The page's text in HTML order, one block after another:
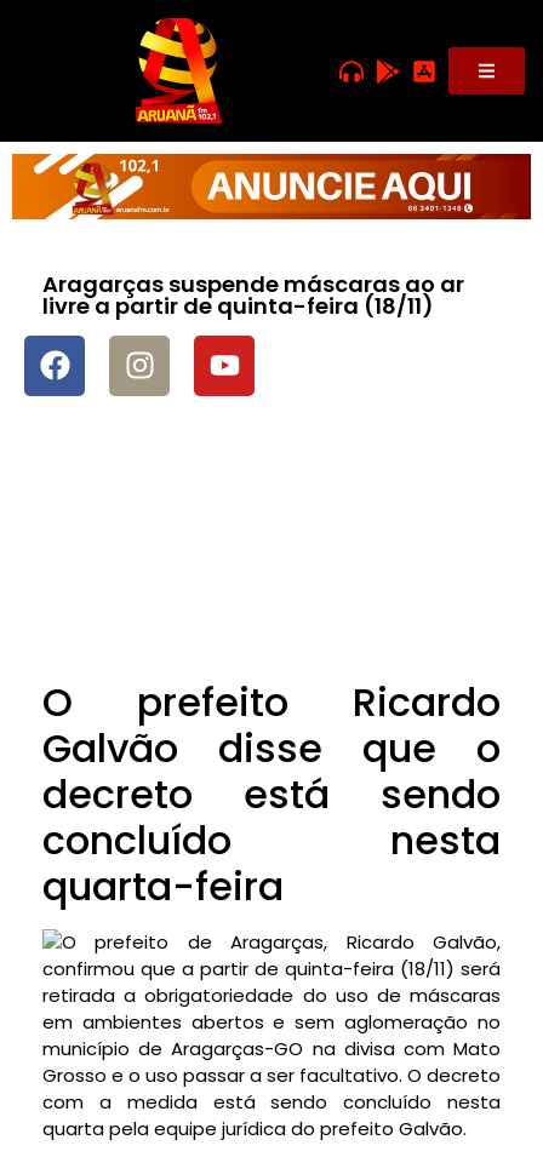
Aragarças suspende máscaras ao ar
livre a partir de quinta-feira (18/11)
O prefeito Ricardo
Galvão disse que o
decreto está sendo
concluído nesta
quarta-feira
O prefeito de Aragarças, Ricardo Galvão,
confirmou que a partir de quinta-feira (18/11) será
retirada a obrigatoriedade do uso de máscaras
em ambientes abertos e sem aglomeração no
município de Aragarças-GO na divisa com Mato
Grosso e o uso passar a ser facultativo. O decreto
com a medida está sendo concluído nesta
quarta pela equipe jurídica do prefeito Galvão.